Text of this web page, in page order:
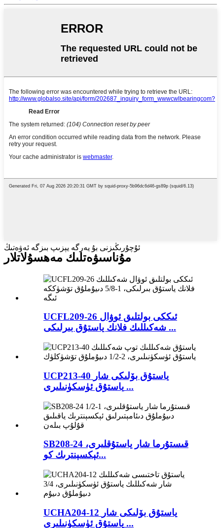
ئۇچۇرىڭىزنى بۇ يەرگە يېزىپ بىزگە ئەۋەتىڭ
مۇناسىۋەتلىك مەھسۇلاتلار
UCFL209-26 ئىككى بولتلىق ئوۋال
شەكىللىك فلانك ياستۇق بىرلىكى ...
UCP213-40 ياستۇق بۆلىكى شار
ياستۇق ئۈسكۈنىلىرى ...
SB208-24 قىستۇرما شار ياستۇقلىرى،
ئېكسېنترىك كو...
UCHA204-12 ياستۇق بۆلىكى شار
ياستۇق ئۈسكۈنىلىرى ...